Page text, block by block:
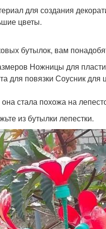
для создания
цветы.
бутылок, вам
Ножницы для
повязки Соусник для
стала похожа на
из бутылки лепестки.